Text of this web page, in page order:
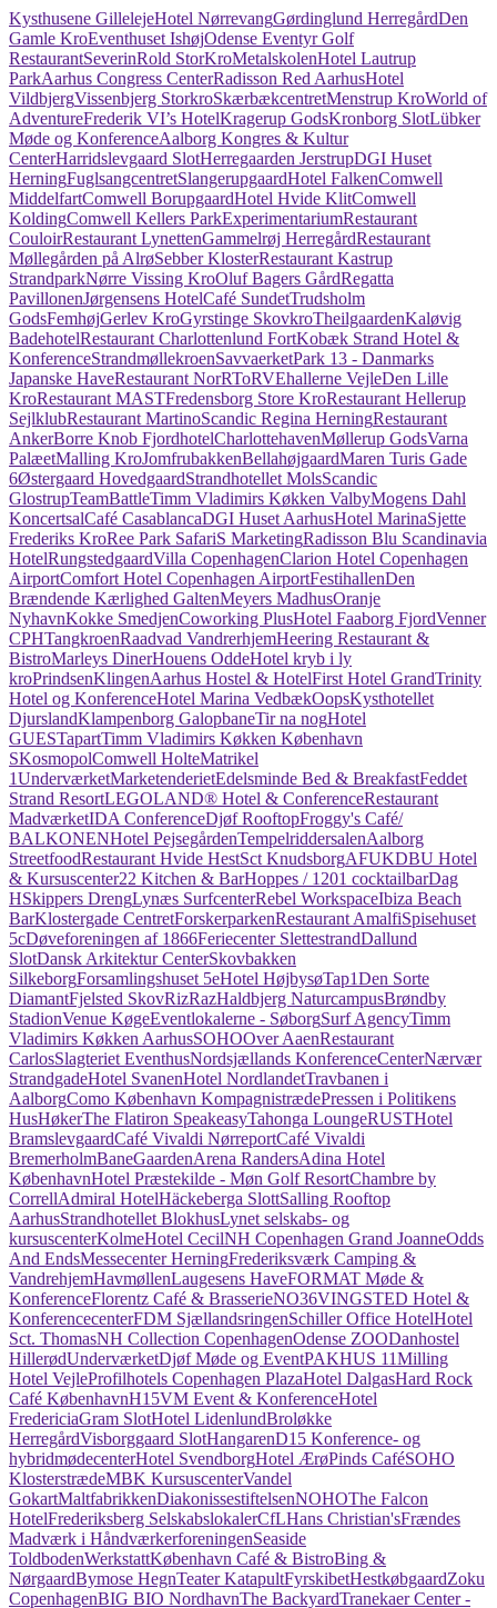
Kysthusene GillelejeHotel NørrevangGørdinglund HerregårdDen
Gamle KroEventhuset IshøjOdense Eventyr Golf
RestaurantSeverinRold StorKroMetalskolenHotel Lautrup
ParkAarhus Congress CenterRadisson Red AarhusHotel
VildbjergVissenbjerg StorkroSkærbækcentretMenstrup KroWorld of
AdventureFrederik VI’s HotelKragerup GodsKronborg SlotLübker
Møde og KonferenceAalborg Kongres & Kultur
CenterHarridslevgaard SlotHerregaarden JerstrupDGI Huset
HerningFuglsangcentretSlangerupgaardHotel FalkenComwell
MiddelfartComwell BorupgaardHotel Hvide KlitComwell
KoldingComwell Kellers ParkExperimentariumRestaurant
CouloirRestaurant LynettenGammelrøj HerregårdRestaurant
Møllegården på AlrøSebber KlosterRestaurant Kastrup
StrandparkNørre Vissing KroOluf Bagers GårdRegatta
PavillonenJørgensens HotelCafé SundetTrudsholm
GodsFemhøjGerlev KroGyrstinge SkovkroTheilgaardenKaløvig
BadehotelRestaurant Charlottenlund FortKobæk Strand Hotel &
KonferenceStrandmøllekroenSavvaerketPark 13 - Danmarks
Japanske HaveRestaurant NorRToRVEhallerne VejleDen Lille
KroRestaurant MASTFredensborg Store KroRestaurant Hellerup
SejlklubRestaurant MartinoScandic Regina HerningRestaurant
AnkerBorre Knob FjordhotelCharlottehavenMøllerup GodsVarna
PalæetMalling KroJomfrubakkenBellahøjgaardMaren Turis Gade
6Østergaard HovedgaardStrandhotellet MolsScandic
GlostrupTeamBattleTimm Vladimirs Køkken ValbyMogens Dahl
KoncertsalCafé CasablancaDGI Huset AarhusHotel MarinaSjette
Frederiks KroRee Park SafariS MarketingRadisson Blu Scandinavia
HotelRungstedgaardVilla CopenhagenClarion Hotel Copenhagen
AirportComfort Hotel Copenhagen AirportFestihallenDen
Brændende Kærlighed GaltenMeyers MadhusOranje
NyhavnKokke SmedjenCoworking PlusHotel Faaborg FjordVenner
CPHTangkroenRaadvad VandrerhjemHeering Restaurant &
BistroMarleys DinerHouens OddeHotel kryb i ly
kroPrindsenKlingenAarhus Hostel & HotelFirst Hotel GrandTrinity
Hotel og KonferenceHotel Marina VedbækOopsKysthotellet
DjurslandKlampenborg GalopbaneTir na nogHotel
GUESTapartTimm Vladimirs Køkken København
SKosmopolComwell HolteMatrikel
1UnderværketMarketenderietEdelsminde Bed & BreakfastFeddet
Strand ResortLEGOLAND® Hotel & ConferenceRestaurant
MadværketIDA ConferenceDjøf RooftopFroggy's Café/
BALKONENHotel PejsegårdenTempelriddersalenAalborg
StreetfoodRestaurant Hvide HestSct KnudsborgAFUKDBU Hotel
& Kursuscenter22 Kitchen & BarHoppes / 1201 cocktailbarDag
HSkippers DrengLynæs SurfcenterRebel WorkspaceIbiza Beach
BarKlostergade CentretForskerparkenRestaurant AmalfiSpisehuset
5cDøveforeningen af 1866Feriecenter SlettestrandDallund
SlotDansk Arkitektur CenterSkovbakken
SilkeborgForsamlingshuset 5eHotel HøjbysøTap1Den Sorte
DiamantFjelsted SkovRizRazHaldbjerg NaturcampusBrøndby
StadionVenue KøgeEventlokalerne - SøborgSurf AgencyTimm
Vladimirs Køkken AarhusSOHOOver AaenRestaurant
CarlosSlagteriet EventhusNordsjællands KonferenceCenterNærvær
StrandgadeHotel SvanenHotel NordlandetTravbanen i
AalborgComo København KompagnistrædePressen i Politikens
HusHøkerThe Flatiron SpeakeasyTahonga LoungeRUSTHotel
BramslevgaardCafé Vivaldi NørreportCafé Vivaldi
BremerholmBaneGaardenArena RandersAdina Hotel
KøbenhavnHotel Præstekilde - Møn Golf ResortChambre by
CorrellAdmiral HotelHäckeberga SlottSalling Rooftop
AarhusStrandhotellet BlokhusLynet selskabs- og
kursuscenterKolmeHotel CecilNH Copenhagen Grand JoanneOdds
And EndsMessecenter HerningFrederiksværk Camping &
VandrehjemHavmøllenLaugesens HaveFORMAT Møde &
KonferenceFlorentz Café & BrasserieNO36VINGSTED Hotel &
KonferencecenterFDM SjællandsringenSchiller Office HotelHotel
Sct. ThomasNH Collection CopenhagenOdense ZOODanhostel
HillerødUnderværketDjøf Møde og EventPAKHUS 11Milling
Hotel VejleProfilhotels Copenhagen PlazaHotel DalgasHard Rock
Café KøbenhavnH15VM Event & KonferenceHotel
FredericiaGram SlotHotel LidenlundBroløkke
HerregårdVisborggaard SlotHangarenD15 Konference- og
hybridmødecenterHotel SvendborgHotel ÆrøPinds CaféSOHO
KlosterstrædeMBK KursuscenterVandel
GokartMaltfabrikkenDiakonissestiftelsenNOHOThe Falcon
HotelFrederiksberg SelskabslokalerCfLHans Christian'sFrændes
Madværk i HåndværkerforeningenSeaside
ToldbodenWerkstattKøbenhavn Café & BistroBing &
NørgaardBymose HegnTeater KatapultFyrskibetHestkøbgaardZoku
CopenhagenBIG BIO NordhavnThe BackyardTranekaer Center -